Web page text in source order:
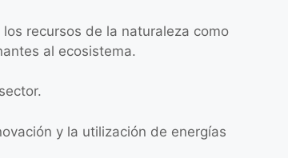
recursos de la naturaleza como
al ecosistema.
y la utilización de energías